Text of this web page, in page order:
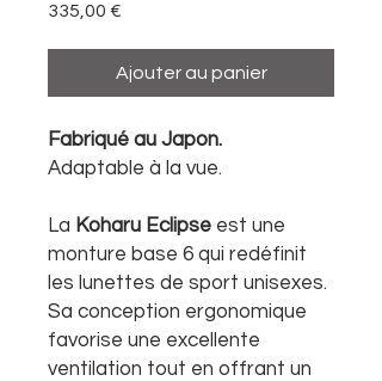
335,00 €
Ajouter au panier
Fabriqué au Japon.
Adaptable à la vue.
La Koharu Eclipse est une
monture base 6 qui redéfinit
les lunettes de sport unisexes.
Sa conception ergonomique
favorise une excellente
ventilation tout en offrant un